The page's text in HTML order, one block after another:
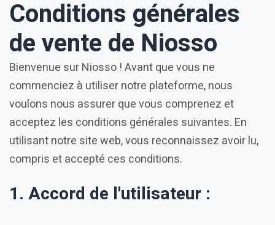
Conditions générales
de vente de Niosso
Bienvenue sur Niosso ! Avant que vous ne
commenciez à utiliser notre plateforme, nous
voulons nous assurer que vous comprenez et
acceptez les conditions générales suivantes. En
utilisant notre site web, vous reconnaissez avoir lu,
compris et accepté ces conditions.
1. Accord de l'utilisateur :